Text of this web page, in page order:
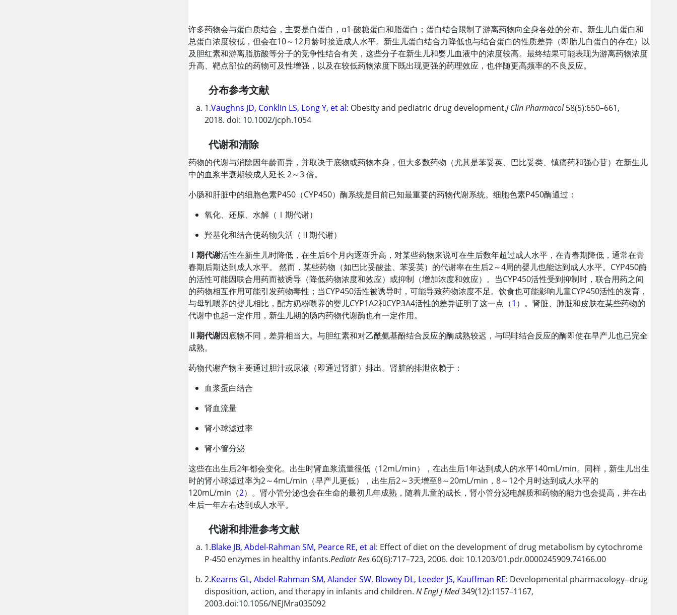
许多药物会与蛋白质结合，主要是白蛋白 ，α1-酸糖蛋白和脂蛋白；蛋白结合限制了游离药物向全身各处的分布。新生儿白蛋白和
总蛋白浓度较低，但会在10～12月龄时接近成人水平。新生儿蛋白结合力降低也与结合蛋白的性质差异（即胎儿白蛋白的存在）以
及胆红素和游离脂肪酸等分子的竞争性结合有关，这些分子在新生儿和婴儿血液中的浓度较高。最终结果可能表现为游离药物浓度
升高、靶点部位的药物可及性增强，以及在较低药物浓度下既出现更强的药理效应，也伴随更高频率的不良反应。
分布参考文献
1.Vaughns JD, Conklin LS, Long Y, et al: Obesity and pediatric drug development.J Clin Pharmacol58(5):650–661,
2018. doi: 10.1002/jcph.1054
代谢和清除
药物的代谢与消除因年龄而异，并取决于底物或药物本身，但大多数药物（尤其是苯妥英、巴比妥类、镇痛药和强心苷）在新生儿
中的血浆半衰期较成人延长 2～3 倍。
小肠和肝脏中的细胞色素P450（CYP450）酶系统是目前已知最重要的药物代谢系统。细胞色素P450酶通过：
氧化、还原、水解（Ⅰ期代谢）
羟基化和结合使药物失活（Ⅱ期代谢）
Ⅰ期代谢活性在新生儿时降低，在生后6个月内逐渐升高，对某些药物来说可在生后数年超过成人水平，在青春期降低，通常在青
春期后期达到成人水平。 然而，某些药物（如巴比妥酸盐、苯妥英）的代谢率在生后2～4周的婴儿也能达到成人水平。CYP450酶
的活性可能因联合用药而被诱导（降低药物浓度和效应）或抑制（增加浓度和效应）。当CYP450活性受到抑制时，联合用药之间
的药物相互作用可能引发药物毒性；当CYP450活性被诱导时，可能导致药物浓度不足。饮食也可能影响儿童CYP450活性的发育，
与母乳喂养的婴儿相比，配方奶粉喂养的婴儿CYP1A2和CYP3A4活性的差异证明了这一点（1 ）。肾脏、肺脏和皮肤在某些药物的
代谢中也起一定作用，新生儿期的肠内药物代谢酶也有一定作用。
Ⅱ期代谢因底物不同，差异相当大。与胆红素和对乙酰氨基酚结合反应的酶成熟较迟，与吗啡结合反应的酶即使在早产儿也已完全
成熟。
药物代谢产物主要通过胆汁或尿液（即通过肾脏）排出。肾脏的排泄依赖于：
血浆蛋白结合
肾血流量
肾小球滤过率
肾小管分泌
这些在出生后2年都会变化。出生时肾血浆流量很低（12mL/min），在出生后1年达到成人的水平140mL/min。同样，新生儿出生
时的肾小球滤过率为2～4mL/min（早产儿更低），出生后2～3天增至8～20mL/min，8～12个月时达到成人水平的
120mL/min（2）。肾小管分泌也会在生命的最初几年成熟，随着儿童的成长，肾小管分泌电解质和药物的能力也会提高，并在出
生后一年左右达到成人水平。
代谢和排泄参考文献
1.Blake JB, Abdel-Rahman SM, Pearce RE, et al: Effect of diet on the development of drug metabolism by cytochrome
P-450 enzymes in healthy infants.Pediatr Res 60(6):717–723, 2006. doi: 10.1203/01.pdr.0000245909.74166.00
2.Kearns GL, Abdel-Rahman SM, Alander SW, Blowey DL, Leeder JS, Kauffman RE: Developmental pharmacology--drug
disposition, action, and therapy in infants and children.N Engl J Med349(12):1157–1167,
2003.doi:10.1056/NEJMra035092